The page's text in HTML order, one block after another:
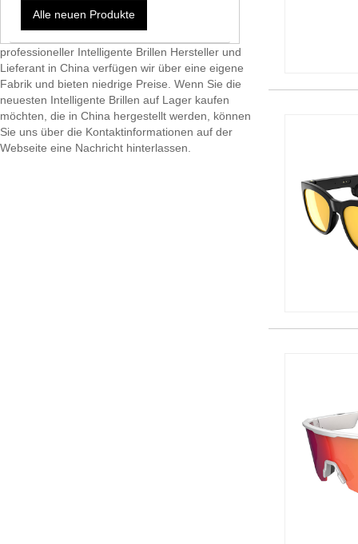
Alle neuen Produkte
professioneller Intelligente Brillen Hersteller und
Lieferant in China verfügen wir über eine eigene
Fabrik und bieten niedrige Preise. Wenn Sie die
neuesten Intelligente Brillen auf Lager kaufen
möchten, die in China hergestellt werden, können
Sie uns über die Kontaktinformationen auf der
Webseite eine Nachricht hinterlassen.